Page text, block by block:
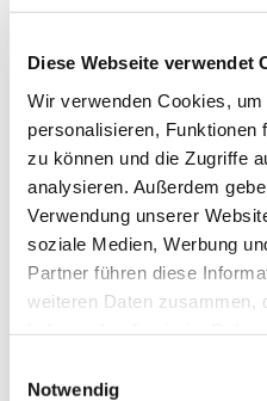
Diese Webseite verwendet
Wir verwenden Cookies,
personalisieren, Funktionen
zu können und die Zugriffe
analysieren. Außerdem
Verwendung unserer
soziale Medien, Werbung
Partner führen diese
weiteren Daten zusammen,
Notwendig